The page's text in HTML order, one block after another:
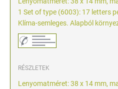
1 Set of type (6003): 17 letters
Klíma-semleges. Alapból
RÉSZLETEK
Lenyomatméret: 38 x 14 mm,